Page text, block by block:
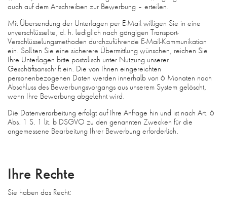
auch auf dem Anschreiben zur Bewerbung – erteilen.
Mit Übersendung der Unterlagen per E-Mail willigen Sie in eine
unverschlüsselte, d. h. lediglich nach gängigen Transport-
Verschlüsselungsmethoden durchzuführende E-Mail-Kommunikation
ein. Sollten Sie eine sicherere Übermittlung wünschen, reichen Sie
Ihre Unterlagen bitte postalisch unter Nutzung unserer
Geschäftsanschrift ein. Die von Ihnen eingereichten
personenbezogenen Daten werden innerhalb von 6 Monaten nach
Abschluss des Bewerbungsvorgangs aus unserem System gelöscht,
wenn Ihre Bewerbung abgelehnt wird.
Die Datenverarbeitung erfolgt auf Ihre Anfrage hin und ist nach Art. 6
Abs. 1 S. 1 lit. b DSGVO zu den genannten Zwecken für die
angemessene Bearbeitung Ihrer Bewerbung erforderlich.
Ihre Rechte
Sie haben das Recht: